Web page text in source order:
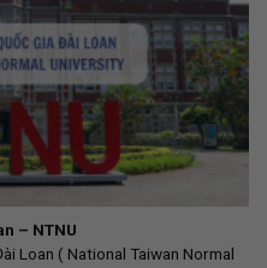
– NTNU
Loan ( National Taiwan Normal